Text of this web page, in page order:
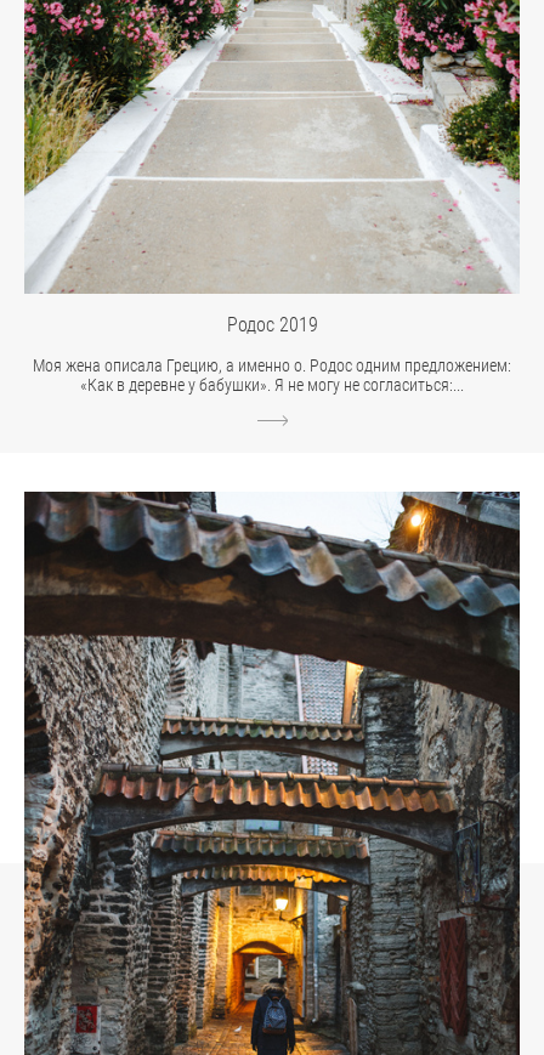
Родос 2019
Моя жена описала Грецию, а именно о. Родос одним предложением:
«Как в деревне у бабушки». Я не могу не согласиться:...